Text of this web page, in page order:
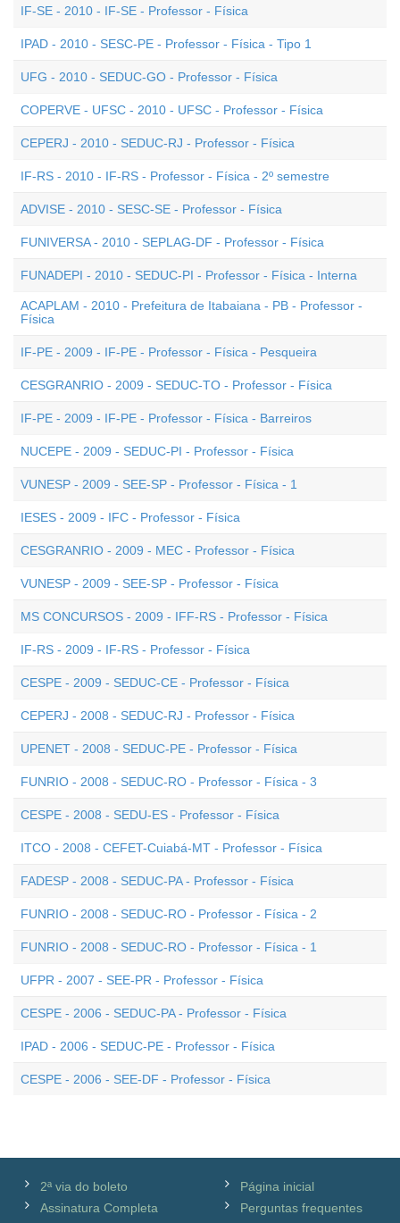
IF-SE - 2010 - IF-SE - Professor - Física
IPAD - 2010 - SESC-PE - Professor - Física - Tipo 1
UFG - 2010 - SEDUC-GO - Professor - Física
COPERVE - UFSC - 2010 - UFSC - Professor - Física
CEPERJ - 2010 - SEDUC-RJ - Professor - Física
IF-RS - 2010 - IF-RS - Professor - Física - 2º semestre
ADVISE - 2010 - SESC-SE - Professor - Física
FUNIVERSA - 2010 - SEPLAG-DF - Professor - Física
FUNADEPI - 2010 - SEDUC-PI - Professor - Física - Interna
ACAPLAM - 2010 - Prefeitura de Itabaiana - PB - Professor -
Física
IF-PE - 2009 - IF-PE - Professor - Física - Pesqueira
CESGRANRIO - 2009 - SEDUC-TO - Professor - Física
IF-PE - 2009 - IF-PE - Professor - Física - Barreiros
NUCEPE - 2009 - SEDUC-PI - Professor - Física
VUNESP - 2009 - SEE-SP - Professor - Física - 1
IESES - 2009 - IFC - Professor - Física
CESGRANRIO - 2009 - MEC - Professor - Física
VUNESP - 2009 - SEE-SP - Professor - Física
MS CONCURSOS - 2009 - IFF-RS - Professor - Física
IF-RS - 2009 - IF-RS - Professor - Física
CESPE - 2009 - SEDUC-CE - Professor - Física
CEPERJ - 2008 - SEDUC-RJ - Professor - Física
UPENET - 2008 - SEDUC-PE - Professor - Física
FUNRIO - 2008 - SEDUC-RO - Professor - Física - 3
CESPE - 2008 - SEDU-ES - Professor - Física
ITCO - 2008 - CEFET-Cuiabá-MT - Professor - Física
FADESP - 2008 - SEDUC-PA - Professor - Física
FUNRIO - 2008 - SEDUC-RO - Professor - Física - 2
FUNRIO - 2008 - SEDUC-RO - Professor - Física - 1
UFPR - 2007 - SEE-PR - Professor - Física
CESPE - 2006 - SEDUC-PA - Professor - Física
IPAD - 2006 - SEDUC-PE - Professor - Física
CESPE - 2006 - SEE-DF - Professor - Física
2ª via do boleto
Assinatura Completa
Página inicial
Perguntas frequentes